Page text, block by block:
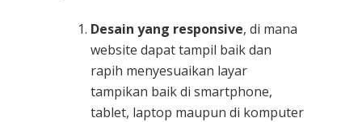
Desain yang responsive, di mana
website dapat tampil baik dan
rapih menyesuaikan layar
tampikan baik di smartphone,
tablet, laptop maupun di komputer